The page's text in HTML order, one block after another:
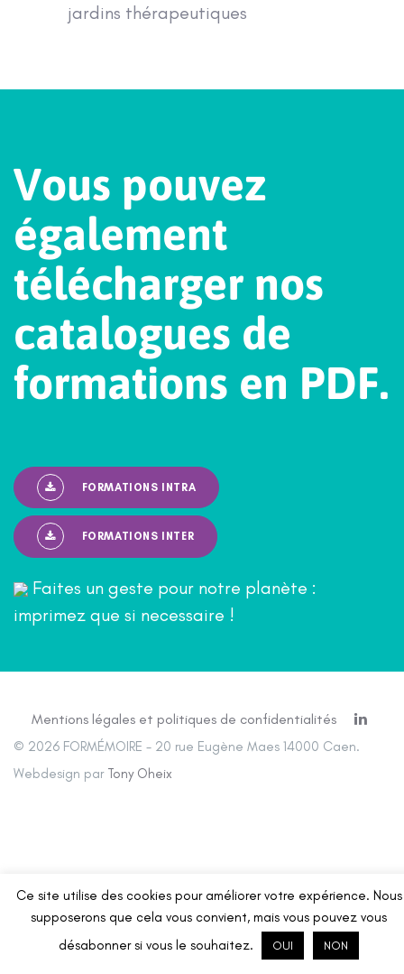
jardins thérapeutiques
Vous pouvez
également
télécharger nos
catalogues de
formations en PDF.
FORMATIONS INTRA
FORMATIONS INTER
Faites un geste pour notre planète :
imprimez que si necessaire !
Mentions légales et politiques de confidentialités
© 2026 FORMÉMOIRE - 20 rue Eugène Maes 14000 Caen.
Webdesign par Tony Oheix
Ce site utilise des cookies pour améliorer votre expérience. Nous
supposerons que cela vous convient, mais vous pouvez vous
désabonner si vous le souhaitez.
OUI NON